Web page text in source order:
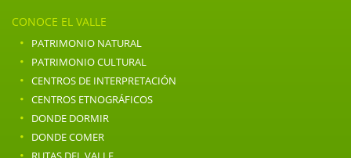
CONOCE EL VALLE
· PATRIMONIO NATURAL
· PATRIMONIO CULTURAL
· CENTROS DE INTERPRETACIÓN
· CENTROS ETNOGRÁFICOS
· DONDE DORMIR
· DONDE COMER